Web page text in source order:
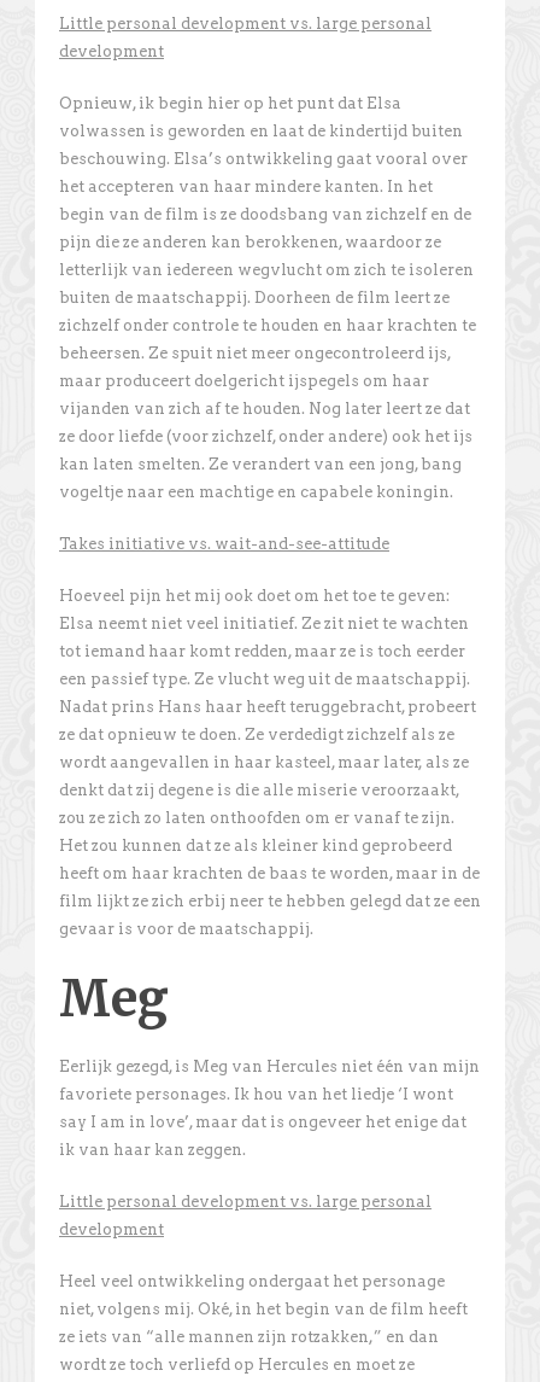
Little personal development vs. large personal
development
Opnieuw, ik begin hier op het punt dat Elsa
volwassen is geworden en laat de kindertijd buiten
beschouwing. Elsa’s ontwikkeling gaat vooral over
het accepteren van haar mindere kanten. In het
begin van de film is ze doodsbang van zichzelf en de
pijn die ze anderen kan berokkenen, waardoor ze
letterlijk van iedereen wegvlucht om zich te isoleren
buiten de maatschappij. Doorheen de film leert ze
zichzelf onder controle te houden en haar krachten te
beheersen. Ze spuit niet meer ongecontroleerd ijs,
maar produceert doelgericht ijspegels om haar
vijanden van zich af te houden. Nog later leert ze dat
ze door liefde (voor zichzelf, onder andere) ook het ijs
kan laten smelten. Ze verandert van een jong, bang
vogeltje naar een machtige en capabele koningin.
Takes initiative vs. wait-and-see-attitude
Hoeveel pijn het mij ook doet om het toe te geven:
Elsa neemt niet veel initiatief. Ze zit niet te wachten
tot iemand haar komt redden, maar ze is toch eerder
een passief type. Ze vlucht weg uit de maatschappij.
Nadat prins Hans haar heeft teruggebracht, probeert
ze dat opnieuw te doen. Ze verdedigt zichzelf als ze
wordt aangevallen in haar kasteel, maar later, als ze
denkt dat zij degene is die alle miserie veroorzaakt,
zou ze zich zo laten onthoofden om er vanaf te zijn.
Het zou kunnen dat ze als kleiner kind geprobeerd
heeft om haar krachten de baas te worden, maar in de
film lijkt ze zich erbij neer te hebben gelegd dat ze een
gevaar is voor de maatschappij.
Meg
Eerlijk gezegd, is Meg van Hercules niet één van mijn
favoriete personages. Ik hou van het liedje ‘I wont
say I am in love’, maar dat is ongeveer het enige dat
ik van haar kan zeggen.
Little personal development vs. large personal
development
Heel veel ontwikkeling ondergaat het personage
niet, volgens mij. Oké, in het begin van de film heeft
ze iets van “alle mannen zijn rotzakken,” en dan
wordt ze toch verliefd op Hercules en moet ze